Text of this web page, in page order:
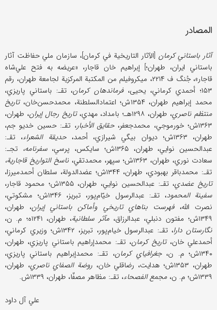
المصادر
آثار باستاني کرمان [الآثار التاریخیة في کرمان]، سازمان ملي حفاظت آثار
باستاني ایران، طهران؛] إبراهیم خان قاجار، «عریضه به فتح علي‌شاه
قاجار»، جُنگ ف ۲۲۱۴، میکروفیلم من المکتبة المرکزیة لجامعة طهران، رقم
۱۵۳؛ أحمدي کرماني، یحیی،
فرماندهان کرمان، تقـ: باستاني پاریزي،
محمد إبراهیم طهران، ۱۳۵۴ش؛ اعتمادالسلطنة، محمدحسن‌خان،
تاریخ
منتظم ناصري، طهران، ۱۲۹۸هـ؛ بامداد، مهدي، تاریخ رجال إیران، طهران،
۱۳۶۳ش؛ خورموجي، محمدجعفر،
حقایق الأخبار، تقـ: حسین خدیو جم،
طهران، ۱۳۶۳ش؛ دیوان بیگي شیرازي، أحمد،
حدیقة الشعراء، تقـ:
عبدالحسین نوایي، طهران، ۱۳۶۵ش؛ سایکس، پرسي،
سفرنامه، تجـ:
سعادت نوري، طهران، ۱۳۶۳ش؛ سپهر، محمدتقي،
ناسخ التواریخ قاجاریة،
تقـ: محمدباقر بهبودي، طهران، ۱۳۴۴ش؛ عضدالدولة، سلطان أحمدمیرزا،
تاریخ عضدي، تقـ: عبدالحسین نوایي، طهران، ۱۳۵۵ش؛ محمود قاجار،
سفینة المحمود
، تقـ: عبدالرسول خیّام‌پور، تبریز، ۱۳۴۶ش؛ مشکوتي،
نصرت الله،فهرست بناهاي تاریخي وأماکن باستاني إیران، طهران،
۱۳۴۹ش؛ مفتون دنبلي، عبدالرزاق،
مآثر سلطانیة، طهران، ۱۲۴۱ه؛ م. ن،
نگارستان دارا
، تقـ: عبدالرسول خیام‌پور، تبریز، ۱۳۴۲ش؛ وزیري کرماني،
أحمدعلي خان،تاریخ کرمان، تقـ: محمدإراهیم باستاني پاریزي، طهران،
۱۳۴۰ش؛ م. ن،
جغرافیاي کرمان، تقـ: محمدإبراهیم باستاني پاریزي،
طهران، ۱۳۵۳ش؛ هدایت، رضاقلي خان،
روضة الصفاي ناصري، طهران،
۱۳۳۹ش؛ م. ن،
مجمع الفصحاء، تقـ: مظاهر مصفّا، طهران، ۱۳۳۹ش.
علي آل داود